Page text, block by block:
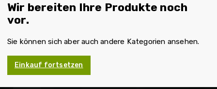
Wir bereiten Ihre Produkte noch
vor.
Sie können sich aber auch andere Kategorien ansehen.
Einkauf fortsetzen